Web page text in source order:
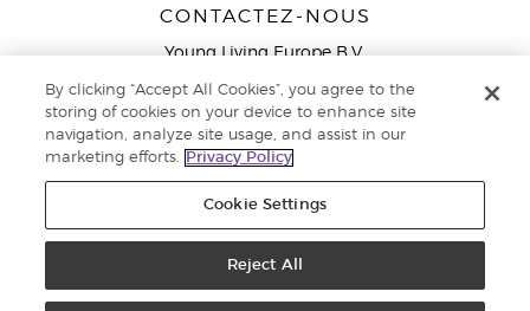
CONTACTEZ-NOUS
Young Living Europe B.V.
9727 AJ Groningen
Service réservé aux Partenaires de la marque
791
Politique de confidentialité
By clicking “Accept All Cookies”, you agree to the
storing of cookies on your device to enhance site
navigation, analyze site usage, and assist in our
marketing efforts.
Privacy Policy
Cookie Settings
Reject All